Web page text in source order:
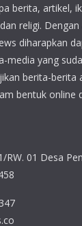
berita, artikel,
religi.
diharapkan
media yang
berita-berita
bentuk online
RW. 01 Desa